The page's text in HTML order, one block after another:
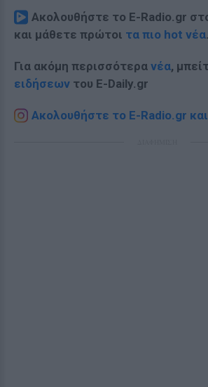
Ακολουθήστε το E-Radio.gr
και μάθετε πρώτοι τα πιο hot νέα.
Για ακόμη περισσότερα νέα,
ειδήσεων του E-Daily.gr
Ακολουθήστε το E-Radio.gr